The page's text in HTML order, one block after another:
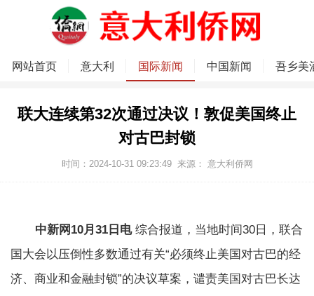
网站首页 意大利 国际新闻 中国新闻 吾乡美
联大连续第32次通过决议！敦促美国终止
对古巴封锁
时间：2024-10-31 09:23:49 来源： 意大利侨网
中新网10月31日电综合报道，当地时间30日，联合
国大会以压倒性多数通过有关“必须终止美国对古巴的经
济、商业和金融封锁”的决议草案，谴责美国对古巴长达